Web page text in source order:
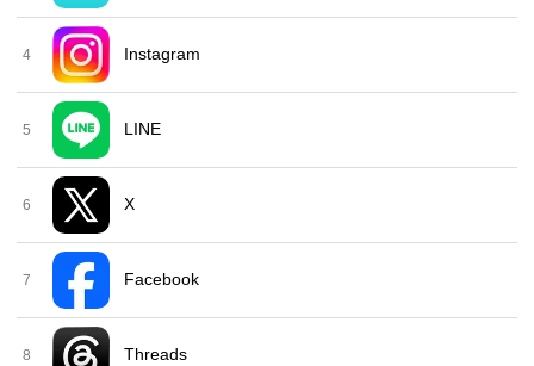
4 Instagram
5 LINE
6 X
7 Facebook
8 Threads